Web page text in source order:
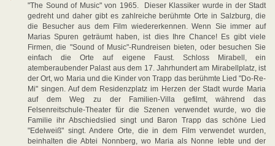
"The Sound of Music" von 1965. Dieser Klassiker wurde in der Stadt
gedreht und daher gibt es zahlreiche berühmte Orte in Salzburg, die
die Besucher aus dem Film wiedererkennen. Wenn Sie immer auf
Marias Spuren geträumt haben, ist dies Ihre Chance! Es gibt viele
Firmen, die "Sound of Music"-Rundreisen bieten, oder besuchen Sie
einfach die Orte auf eigene Faust. Schloss Mirabell, ein
atemberaubender Palast aus dem 17. Jahrhundert am Mirabellplatz, ist
der Ort, wo Maria und die Kinder von Trapp das berühmte Lied "Do-Re-
Mi" singen. Auf dem Residenzplatz im Herzen der Stadt wurde Maria
auf dem Weg zu der Familien-Villa gefilmt, während das
Felsenreitschule-Theater für die Szenen verwendet wurde, wo die
Familie ihr Abschiedslied singt und Baron Trapp das schöne Lied
"Edelweiß" singt. Andere Orte, die in dem Film verwendet wurden,
beinhalten die Abtei Nonnberg, wo Maria als Nonne lebte und der